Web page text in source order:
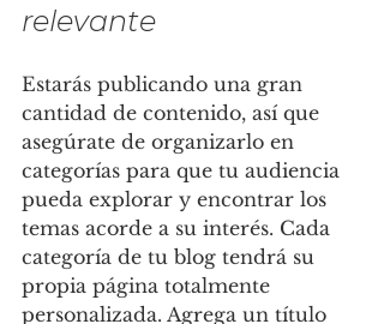
relevante
Estarás publicando una gran
cantidad de contenido, así que
asegúrate de organizarlo en
categorías para que tu audiencia
pueda explorar y encontrar los
temas acorde a su interés. Cada
categoría de tu blog tendrá su
propia página totalmente
personalizada. Agrega un título